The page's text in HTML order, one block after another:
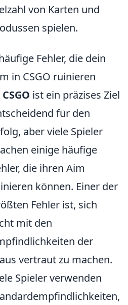
von Karten und
spielen.
Fehler, die dein
in CSGO ruinieren
CSGO ist ein präzises Ziel
für den
aber viele Spieler
einige häufige
die ihren Aim
können. Einer der
Fehler ist, sich
mit den
der
vertraut zu machen.
Spieler verwenden